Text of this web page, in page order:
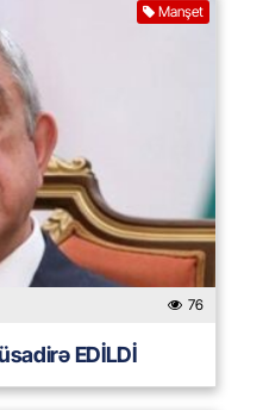
Manşet
76
EDİLDİ